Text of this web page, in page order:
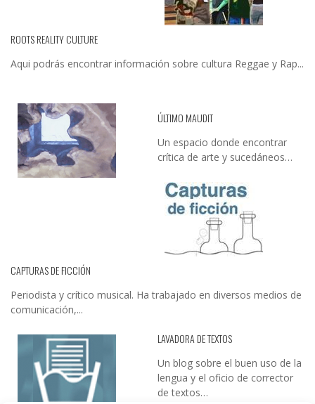
ROOTS REALITY CULTURE
Aqui podrás encontrar información sobre cultura Reggae y Rap...
ÚLTIMO MAUDIT
Un espacio donde encontrar
crítica de arte y sucedáneos…
CAPTURAS DE FICCIÓN
Periodista y crítico musical. Ha trabajado en diversos medios de
comunicación,...
LAVADORA DE TEXTOS
Un blog sobre el buen uso de la
lengua y el oficio de corrector
de textos…